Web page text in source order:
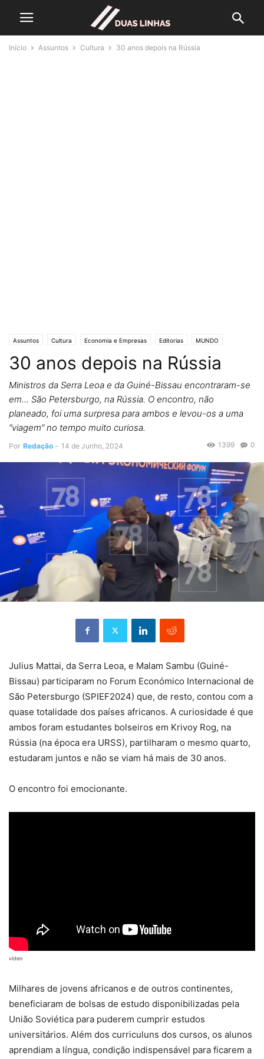
Início Assuntos Cultura 30 anos depois na Rússia
Assuntos Cultura Economia e Empresas Editorias MUNDO
Política
30 anos depois na Rússia
Ministros da Serra Leoa e da Guiné-Bissau encontraram-se
em... São Petersburgo, na Rússia. O encontro, não
planeado, foi uma surpresa para ambos e levou-os a uma
“viagem” no tempo muito curiosa.
Por Redação - 14 de Junho, 2024 0
1399
Julius Mattai, da Serra Leoa, e Malam Sambu (Guiné-
Bissau) participaram no Forum Económico Internacional de
São Petersburgo (SPIEF2024) que, de resto, contou com a
quase totalidade dos países africanos. A curiosidade é que
ambos foram estudantes bolseiros em Krivoy Rog, na
Rússia (na época era URSS), partilharam o mesmo quarto,
estudaram juntos e não se viam há mais de 30 anos.
O encontro foi emocionante.
vídeo
Milhares de jovens africanos e de outros continentes,
beneficiaram de bolsas de estudo disponibilizadas pela
União Soviética para puderem cumprir estudos
universitários. Além dos curriculuns dos cursos, os alunos
aprendiam a língua, condição indispensável para ficarem a